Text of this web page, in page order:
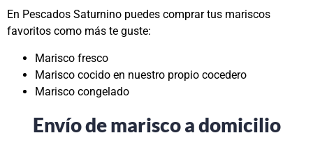
En Pescados Saturnino puedes comprar tus mariscos
favoritos como más te guste:
Marisco fresco
Marisco cocido en nuestro propio cocedero
Marisco congelado
Envío de marisco a domicilio